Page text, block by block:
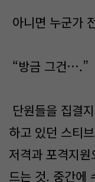
아니면 누군가
“방금 그건….”
단원들을 집결
하고 있던 스티
저격과 포격지
드는 것. 중간에